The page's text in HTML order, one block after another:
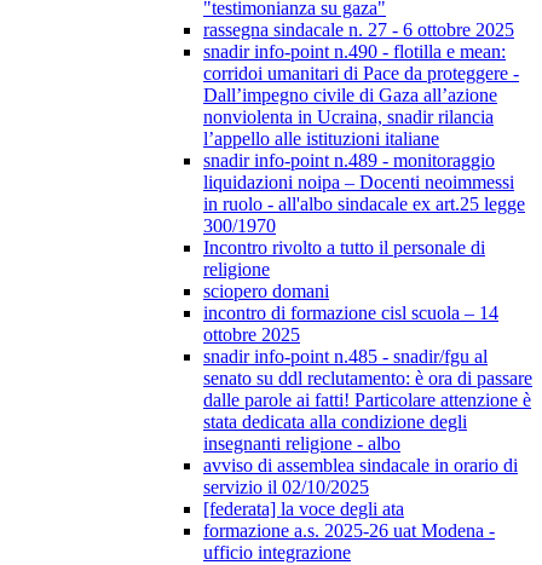
"testimonianza su gaza"
rassegna sindacale n. 27 - 6 ottobre 2025
snadir info-point n.490 - flotilla e mean:
corridoi umanitari di Pace da proteggere -
Dall’impegno civile di Gaza all’azione
nonviolenta in Ucraina, snadir rilancia
l’appello alle istituzioni italiane
snadir info-point n.489 - monitoraggio
liquidazioni noipa – Docenti neoimmessi
in ruolo - all'albo sindacale ex art.25 legge
300/1970
Incontro rivolto a tutto il personale di
religione
sciopero domani
incontro di formazione cisl scuola – 14
ottobre 2025
snadir info-point n.485 - snadir/fgu al
senato su ddl reclutamento: è ora di passare
dalle parole ai fatti! Particolare attenzione è
stata dedicata alla condizione degli
insegnanti religione - albo
avviso di assemblea sindacale in orario di
servizio il 02/10/2025
[federata] la voce degli ata
formazione a.s. 2025-26 uat Modena -
ufficio integrazione